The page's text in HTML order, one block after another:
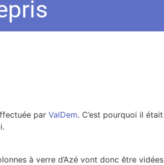
par ValDem. C’est pourquoi il était
à verre d’Azé vont donc être vidées